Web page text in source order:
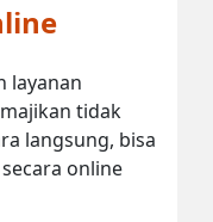
layanan
tidak
langsung, bisa
online